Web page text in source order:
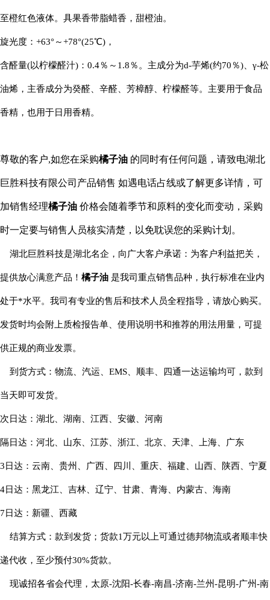
至橙红色液体。具果香带脂蜡香，甜橙油。
旋光度：+63°～+78°(25℃)，
含醛量(以柠檬醛汁)：0.4％～1.8％。主成分为d-芋烯(约70％)、γ-松
油烯，主香成分为癸醛、辛醛、芳樟醇、柠檬醛等。主要用于食品
香精，也用于日用香精。
尊敬的客户,如您在采购橘子油 的同时有任何问题 ， 请致电湖北
巨胜科技有限公司产品销售 如遇电话占线或了解更多详情，可
加销售经理橘子油 价格会随着季节和原料的变化而变动，采购
时一定要与销售人员核实清楚，以免耽误您的采购计划。
湖北巨胜科技是湖北名企，向广大客户承诺：为客户利益把关，
提供放心满意产品！ 橘子油 是我司重点销售品种，执行标准在业内
处于*水平。我司有专业的售后和技术人员全程指导，请放心购买。
发货时均会附上质检报告单、使用说明书和推荐的用法用量，可提
供正规的商业发票。
到货方式：物流、汽运、EMS、顺丰、四通一达运输均可，款到
当天即可发货。
次日达：湖北、湖南、江西、安徽、河南
隔日达：河北、山东、江苏、浙江、北京、天津、上海、广东
3日达：云南、贵州、广西、四川、重庆、福建、山西、陕西、宁夏
4日达：黑龙江、吉林、辽宁、甘肃、青海、内蒙古、海南
7日达：新疆、西藏
结算方式：款到发货；货款1万元以上可通过德邦物流或者顺丰快
递代收，至少预付30%货款。
现诚招各省会代理，太原-沈阳-长春-南昌-济南-兰州-昆明-广州-南